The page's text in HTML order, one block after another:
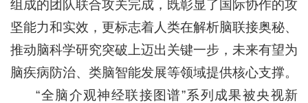
组成的团队联合攻关完成，既彰显了国际协作的攻
坚能力和实效，更标志着人类在解析脑联接奥秘、
推动脑科学研究突破上迈出关键一步，未来有望为
脑疾病防治、类脑智能发展等领域提供核心支撑。
“全脑介观神经联接图谱”系列成果被央视新